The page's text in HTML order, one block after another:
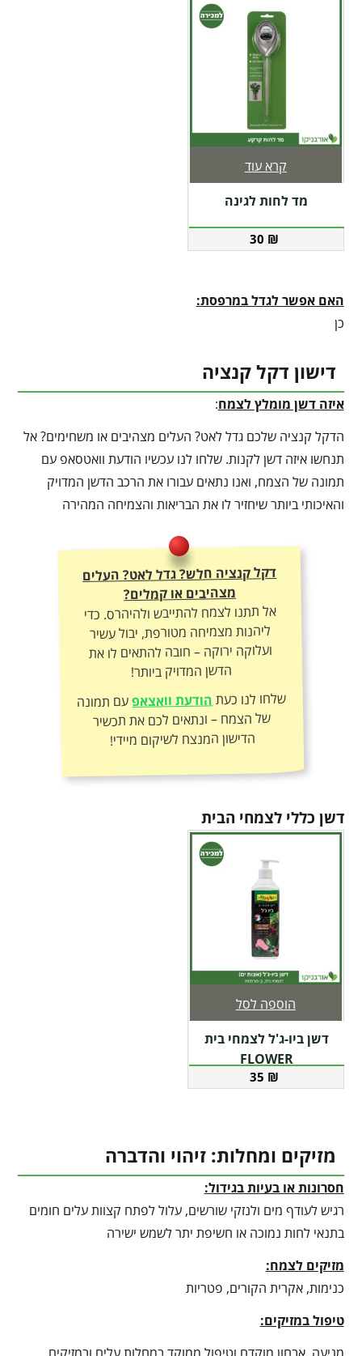
מד לחות לגינה
30 ₪
קרא עוד
האם אפשר לגדל במרפסת:
כן
דישון דקל קנציה
איזה דשן מומלץ לצמח:
הדקל קנציה שלכם גדל לאט? העלים מצהיבים או משחימים? אל
תנחשו איזה דשן לקנות. שלחו לנו עכשיו הודעת וואטסאפ עם
תמונה של הצמח, ואנו נתאים עבורו את הרכב הדשן המדויק
והאיכותי ביותר שיחזיר לו את הבריאות והצמיחה המהירה
דקל קנציה חלש? גדל לאט? העלים
מצהיבים או קמלים?
אל תתנו לצמח להתייבש ולהיהרס. כדי
ליהנות מצמיחה מטורפת, יבול עשיר
ועלוקה ירוקה – חובה להתאים לו את
הדשן המדויק ביותר!
שלחו לנו כעתהודעת וואצאפעם תמונה
של הצמח – ונתאים לכם את תכשיר
הדישון המנצח לשיקום מיידי!
דשן כללי לצמחי הבית
דשן ביו-ג'ל לצמחי בית
FLOWER
35 ₪
הוספה לסל
מזיקים ומחלות: זיהוי והדברה
חסרונות או בעיות בגידול:
רגיש לעודף מים ולנזקי שורשים, עלול לפתח קצוות עלים חומים
בתנאי לחות נמוכה או חשיפת יתר לשמש ישירה
מזיקים לצמח:
כנימות, אקרית הקורים, פטריות
טיפול במזיקים: